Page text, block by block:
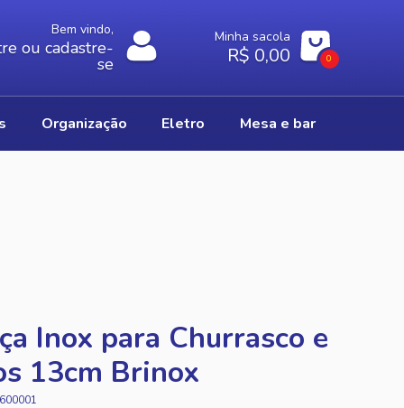
Bem vindo,
ou cadastre-
se
Minha sacola
R$ 0,00 0
organização eletro mesa e bar
Inox para Churrasco e
13cm Brinox